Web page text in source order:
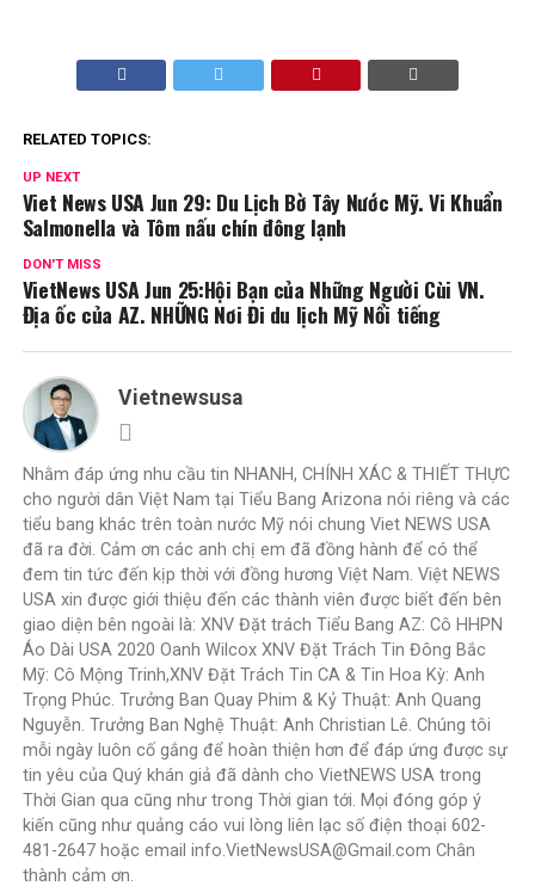
RELATED TOPICS:
UP NEXT
Viet News USA Jun 29: Du Lịch Bờ Tây Nước Mỹ. Vi Khuẩn
Salmonella và Tôm nấu chín đông lạnh
DON'T MISS
VietNews USA Jun 25:Hội Bạn của Những Người Cùi VN.
Địa ốc của AZ. NHỮNG Nơi Đi du lịch Mỹ Nổi tiếng
Vietnewsusa
Nhằm đáp ứng nhu cầu tin NHANH, CHÍNH XÁC & THIẾT THỰC
cho người dân Việt Nam tại Tiểu Bang Arizona nói riêng và các
tiểu bang khác trên toàn nước Mỹ nói chung Viet NEWS USA
đã ra đời. Cảm ơn các anh chị em đã đồng hành để có thể
đem tin tức đến kịp thời với đồng hương Việt Nam. Việt NEWS
USA xin được giới thiệu đến các thành viên được biết đến bên
giao diện bên ngoài là: XNV Đặt trách Tiểu Bang AZ: Cô HHPN
Áo Dài USA 2020 Oanh Wilcox XNV Đặt Trách Tin Đông Bắc
Mỹ: Cô Mộng Trinh,XNV Đặt Trách Tin CA & Tin Hoa Kỳ: Anh
Trọng Phúc. Trưởng Ban Quay Phim & Kỷ Thuật: Anh Quang
Nguyễn. Trưởng Ban Nghệ Thuật: Anh Christian Lê. Chúng tôi
mỗi ngày luôn cố gắng để hoàn thiện hơn để đáp ứng được sự
tin yêu của Quý khán giả đã dành cho VietNEWS USA trong
Thời Gian qua cũng như trong Thời gian tới. Mọi đóng góp ý
kiến cũng như quảng cáo vui lòng liên lạc số điện thoại 602-
481-2647 hoặc email info.VietNewsUSA@Gmail.com Chân
thành cảm ơn.